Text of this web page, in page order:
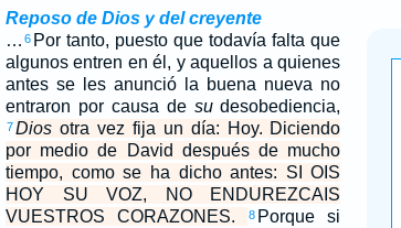
Reposo de Dios y del creyente
… 6 Por tanto, puesto que todavía falta que
algunos entren en él, y aquellos a quienes
antes se les anunció la buena nueva no
entraron por causa de sudesobediencia,
7Diosotra vez fija un día: Hoy. Diciendo
por medio de David después de mucho
tiempo, como se ha dicho antes: SI OIS
HOY SU VOZ, NO ENDUREZCAIS
VUESTROS CORAZONES.
8 Porque si